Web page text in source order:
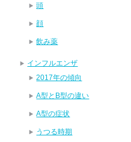
頭
顔
飲み薬
インフルエンザ
2017年の傾向
A型とB型の違い
A型の症状
うつる時期